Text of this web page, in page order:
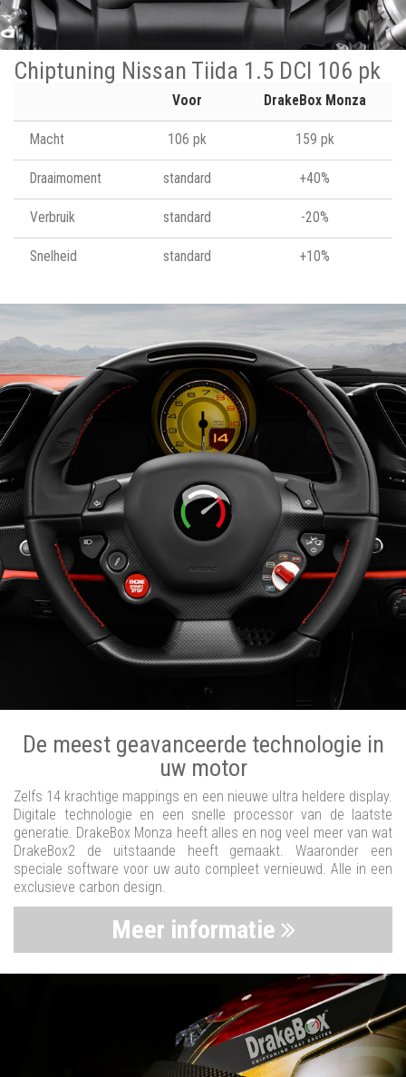
Chiptuning Nissan Tiida 1.5 DCI 106 pk
Voor DrakeBox Monza
Macht 106 pk 159 pk
Draaimoment standard +40%
Verbruik standard -20%
Snelheid standard +10%
De meest geavanceerde technologie in
uw motor
Zelfs 14 krachtige mappings en een nieuwe ultra heldere display.
Digitale technologie en een snelle processor van de laatste
generatie. DrakeBox Monza heeft alles en nog veel meer van wat
DrakeBox2 de uitstaande heeft gemaakt. Waaronder een
speciale software voor uw auto compleet vernieuwd. Alle in een
exclusieve carbon design.
Meer informatie